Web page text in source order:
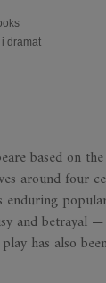
dramat
based on
around four
and betrayal
has also